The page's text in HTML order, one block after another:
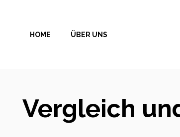
springenHOME ÜBER UNS
Vergleich